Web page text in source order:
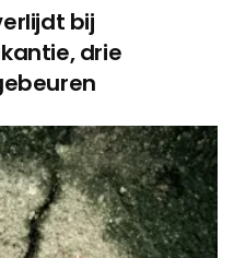
bij
drie